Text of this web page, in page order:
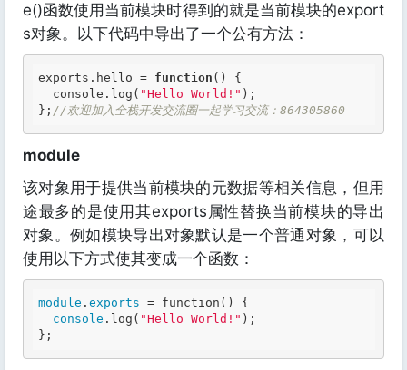
e()函数使用当前模块时得到的就是当前模块的export
s对象。以下代码中导出了一个公有方法：
exports.hello = function ()
{
  console.log(
"Hello World!" );
}; //欢迎加入全栈开发交流圈一起学习交流：864305860
module
该对象用于提供当前模块的元数据等相关信息，但用
途最多的是使用其exports属性替换当前模块的导出
对象。例如模块导出对象默认是一个普通对象，可以
使用以下方式使其变成一个函数：
module . exports = function () {
console .log( "Hello World!" );